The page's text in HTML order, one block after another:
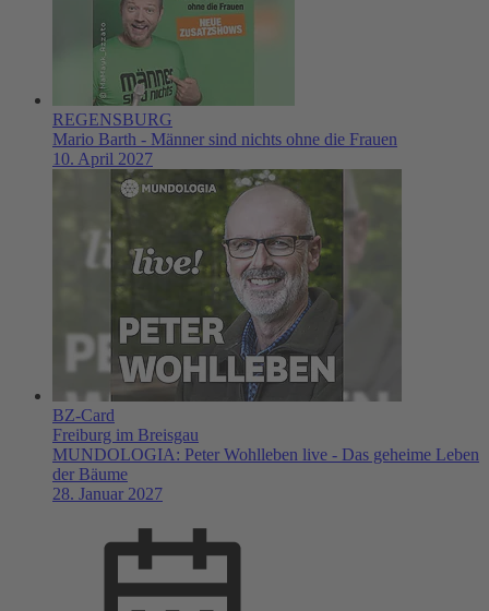
REGENSBURG
Mario Barth - Männer sind nichts ohne die Frauen
10. April 2027
BZ-Card
Freiburg im Breisgau
MUNDOLOGIA: Peter Wohlleben live - Das geheime Leben
der Bäume
28. Januar 2027